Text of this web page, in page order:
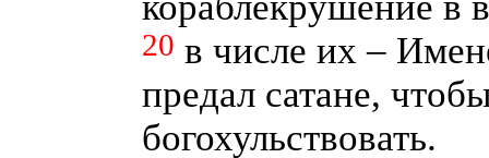
20 в числе их –
предал сатане,
богохульствовать.